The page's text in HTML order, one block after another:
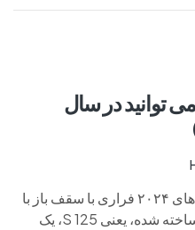
توانید در سال
لذت رانندگی با سقف باز در مدل های ۲۰۲۴ فراری با سقف باز با
در نظر گرفتن اینکه اولین فراری ساخته شده، یعنی 125 S، یک